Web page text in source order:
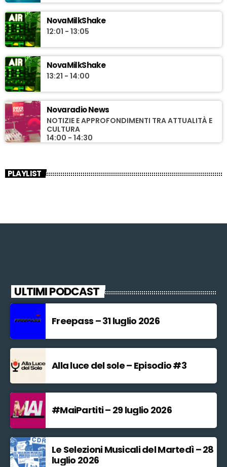
NovaMilkShake
12:01 - 13:05
NovaMilkShake
13:21 - 14:00
Novaradio News
NOTIZIE E APPROFONDIMENTI TRA ATTUALITÀ E
CULTURA
14:00 - 14:30
PLAYLIST
ULTIMI PODCAST
Freepass – 31 luglio 2026
Alla luce del sole – Episodio #3
#MaiPartiti – 29 luglio 2026
Le Selezioni Musicali del Martedì – 28
luglio 2026